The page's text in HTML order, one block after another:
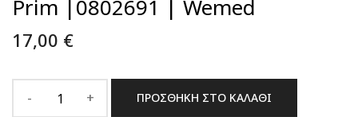
Prim |0802691 | Wemed
17,00 €
ΠΡΟΣΘΉΚΗ ΣΤΟ ΚΑΛΆΘΙ